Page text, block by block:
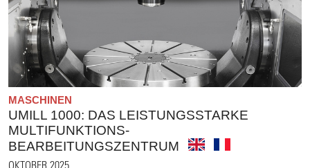
MASCHINEN
UMILL 1000: DAS LEISTUNGSSTARKE
MULTIFUNKTIONS-
BEARBEITUNGSZENTRUM
OKTOBER 2025